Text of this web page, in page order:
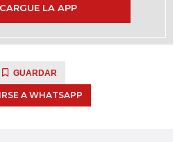
LA APP
GUARDAR
A WHATSAPP